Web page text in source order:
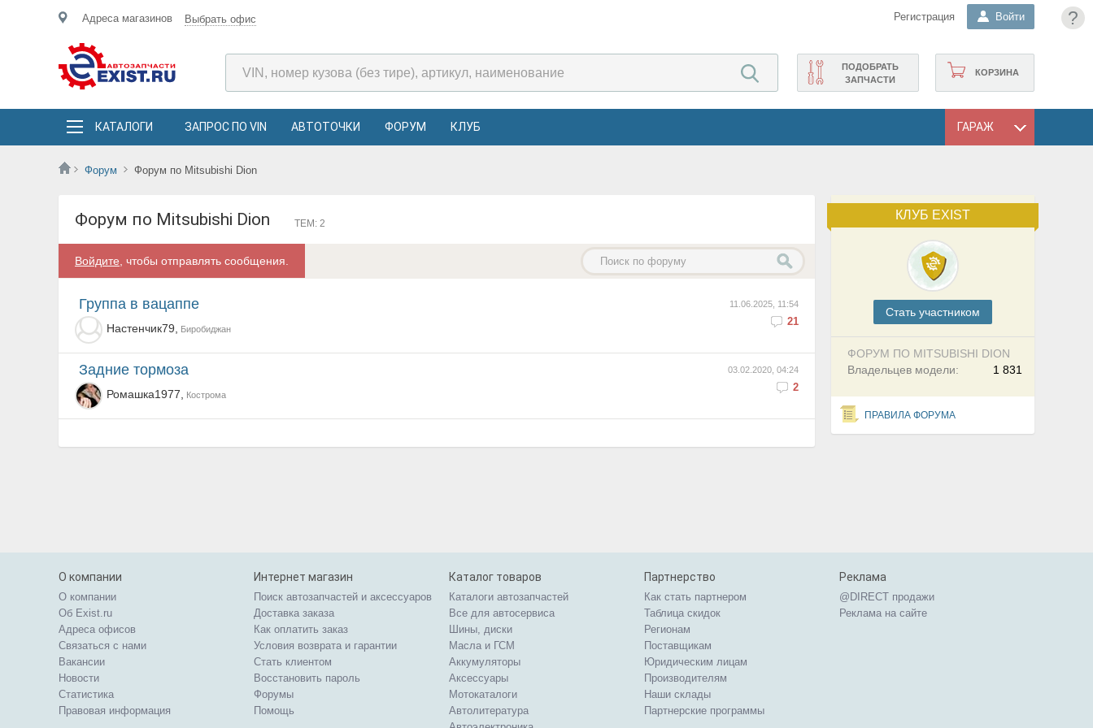
?
Адреса магазинов Выбрать офис Регистрация Войти
КОРЗИНА
ПОДОБРАТЬ
ЗАПЧАСТИ
КАТАЛОГИ ЗАПРОС ПО VIN АВТОТОЧКИ ФОРУМ КЛУБ ГАРАЖ
Форум Форум по Mitsubishi Dion
КЛУБ EXIST
Cтать участником
ФОРУМ ПО MITSUBISHI DION
1 831
Владельцев модели:
ПРАВИЛА ФОРУМА
Форум по Mitsubishi Dion ТЕМ: 2
Войдите , чтобы отправлять сообщения.
11.06.2025, 11:54
21
Группа в вацаппе
Настенчик79, Биробиджан
03.02.2020, 04:24
2
Задние тормоза
Ромашка1977, Кострома
О компании
О компании
Об Exist.ru
Адреса офисов
Связаться с нами
Вакансии
Новости
Статистика
Правовая информация
Интернет магазин
Поиск автозапчастей и аксессуаров
Доставка заказа
Как оплатить заказ
Условия возврата и гарантии
Стать клиентом
Восстановить пароль
Форумы
Помощь
Каталог товаров
Каталоги автозапчастей
Все для автосервиса
Шины, диски
Масла и ГСМ
Аккумуляторы
Аксессуары
Мотокаталоги
Автолитература
Партнерство
Как стать партнером
Таблица скидок
Регионам
Поставщикам
Юридическим лицам
Производителям
Наши склады
Партнерские программы
Реклама
@DIRECT продажи
Реклама на сайте